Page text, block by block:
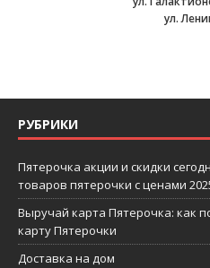
ул.
РУБРИКИ
Пятерочка акции и скидки
товаров пятерочки с ценами
Выручай карта Пятерочка: как
карту Пятерочки
Доставка на дом